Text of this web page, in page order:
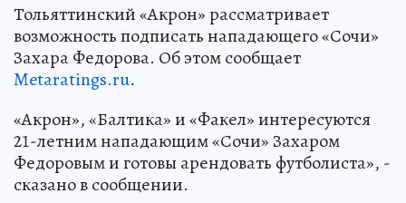
Тольяттинский «Акрон» рассматривает
возможность подписать нападающего «Сочи»
Захара Федорова. Об этом сообщает
Metaratings.ru.
«Акрон», «Балтика» и «Факел» интересуются
21-летним нападающим «Сочи» Захаром
Федоровым и готовы арендовать футболиста», -
сказано в сообщении.